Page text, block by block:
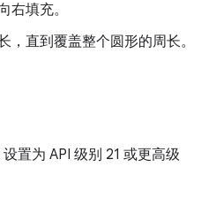
右填充。
，直到覆盖整个圆形的周长。
置为 API 级别 21 或更高级